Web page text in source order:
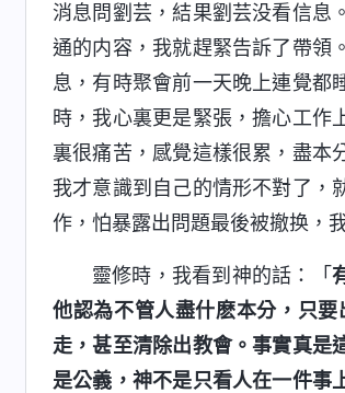
消息問劉芸，結果劉芸没看信息
通的内容，我就趕緊告訴了帶領
息，有時聚會前一天晚上連覺都
時，我心裏更是緊張，擔心工作
裏很痛苦，感覺這樣很累，盡本
我才意識到自己的情形不對了，
作，怕暴露出問題最後被撤换，
靈修時，我看到神的話：「
他認為不管人盡什麽本分，只
走，甚至清除出教會。事實真是
是公義，神不是只看人在一件事